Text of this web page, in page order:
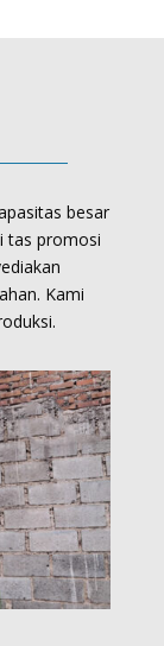
besar
tas promosi
Kami